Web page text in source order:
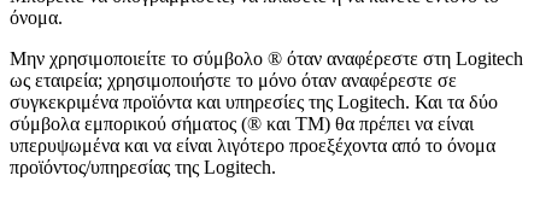
όνομα.
Μην χρησιμοποιείτε το σύμβολο ® όταν αναφέρεστε στη Logitech
ως εταιρεία; χρησιμοποιήστε το μόνο όταν αναφέρεστε σε
συγκεκριμένα προϊόντα και υπηρεσίες της Logitech. Και τα δύο
σύμβολα εμπορικού σήματος (® και TM) θα πρέπει να είναι
υπερυψωμένα και να είναι λιγότερο προεξέχοντα από το όνομα
προϊόντος/υπηρεσίας της Logitech.